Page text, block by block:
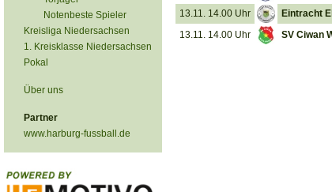
Notenbeste Spieler
Kreisliga Niedersachsen
1. Kreisklasse Niedersachsen
Pokal
Über uns
Partner
www.harburg-fussball.de
13.11. 14.00 Uhr Eintracht
13.11. 14.00 Uhr SV Ciwan